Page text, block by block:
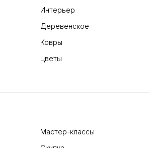
Интерьер
Деревенское
Ковры
Цветы
Мастер-классы